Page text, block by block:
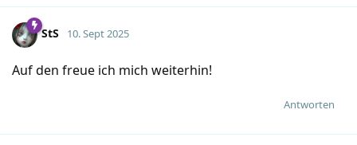
StS 10. Sept 2025
Auf den freue ich mich weiterhin!
Antworten